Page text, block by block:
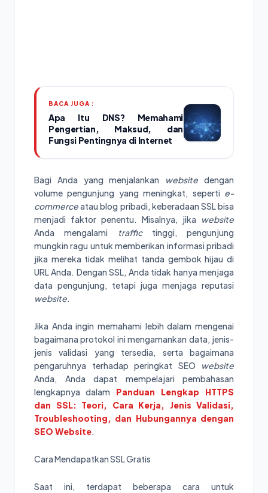
BACA JUGA :
Apa Itu DNS? Memahami
Pengertian, Maksud, dan
Fungsi Pentingnya di Internet
Bagi Anda yang menjalankan website dengan
volume pengunjung yang meningkat, seperti e-
commerceatau blog pribadi, keberadaan SSL bisa
menjadi faktor penentu. Misalnya, jika
website
Anda mengalami
traffictinggi, pengunjung
mungkin ragu untuk memberikan informasi pribadi
jika mereka tidak melihat tanda gembok hijau di
URL Anda. Dengan SSL, Anda tidak hanya menjaga
data pengunjung, tetapi juga menjaga reputasi
website.
Jika Anda ingin memahami lebih dalam mengenai
bagaimana protokol ini mengamankan data, jenis-
jenis validasi yang tersedia, serta bagaimana
pengaruhnya terhadap peringkat SEO
website
Anda, Anda dapat mempelajari pembahasan
lengkapnya dalam Panduan Lengkap HTTPS
dan SSL: Teori, Cara Kerja, Jenis Validasi,
Troubleshooting, dan Hubungannya dengan
SEO Website.
Cara Mendapatkan SSL Gratis
Saat ini, terdapat beberapa cara untuk